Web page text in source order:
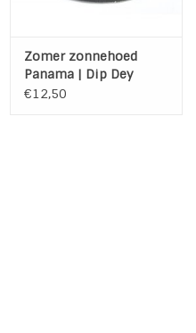
Zomer zonnehoed
Panama | Dip Dey
€12,50